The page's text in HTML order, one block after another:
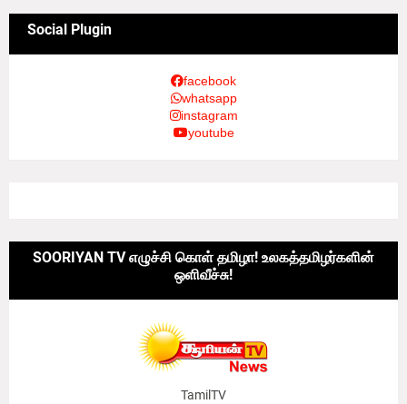
Social Plugin
facebook
whatsapp
instagram
youtube
SOORIYAN TV எழுச்சி கொள் தமிழா! உலகத்தமிழர்களின்
ஒளிவீச்சு!
TamilTV